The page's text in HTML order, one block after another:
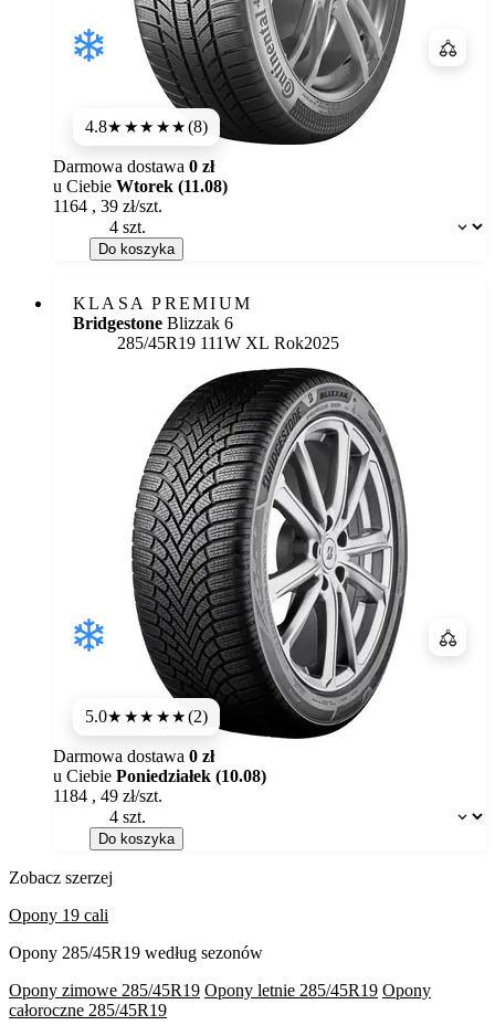
4.8★★★★★(8)
Dostępność:
Darmowa dostawa 0 zł
u Ciebie Wtorek (11.08)
1164 , 39 zł/szt.
Do koszyka
KLASA PREMIUM
Bridgestone Blizzak 6
285/45R19 111W XL Rok2025
5.0★★★★★(2)
Dostępność:
Darmowa dostawa 0 zł
u Ciebie Poniedziałek (10.08)
1184 , 49 zł/szt.
Do koszyka
Zobacz szerzej
Opony 19 cali
Opony 285/45R19 według sezonów
Opony zimowe 285/45R19 Opony letnie 285/45R19 Opony
całoroczne 285/45R19